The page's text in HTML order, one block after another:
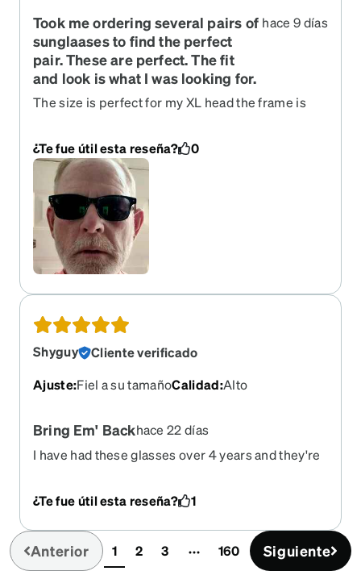
Took me ordering several pairs of
sunglaases to find the perfect
pair. These are perfect. The fit
and look is what I was looking for.
hace 9 días
The size is perfect for my XL head the frame is
¿Te fue útil esta reseña? 0
Shyguy
Cliente verificado
Ajuste:Fiel a su tamañoCalidad:Alto
Bring Em' Backhace 22 días
I have had these glasses over 4 years and they're
updated prescription but the ones similar to this
has lines above the nose and I'm not too sure
about them. I wish you'd bring these back! And
it'd be nice if you could offer a Scratch Protection
coating then I'd give you an all out 10!
¿Te fue útil esta reseña? 1
Anterior 1(current)
2 3 160 Siguiente